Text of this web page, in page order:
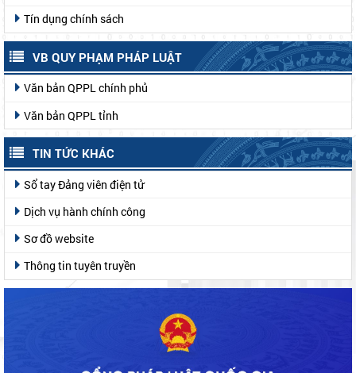
Tín dụng chính sách
VB QUY PHẠM PHÁP LUẬT
Văn bản QPPL chính phủ
Văn bản QPPL tỉnh
TIN TỨC KHÁC
Sổ tay Đảng viên điện tử
Dịch vụ hành chính công
Sơ đồ website
Thông tin tuyên truyền